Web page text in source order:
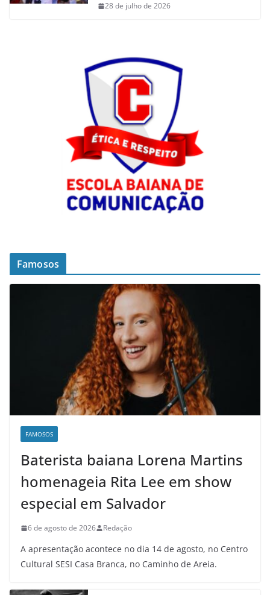
28 de julho de 2026
Famosos
FAMOSOS
Baterista baiana Lorena Martins
homenageia Rita Lee em show
especial em Salvador
6 de agosto de 2026 Redação
A apresentação acontece no dia 14 de agosto, no Centro
Cultural SESI Casa Branca, no Caminho de Areia.